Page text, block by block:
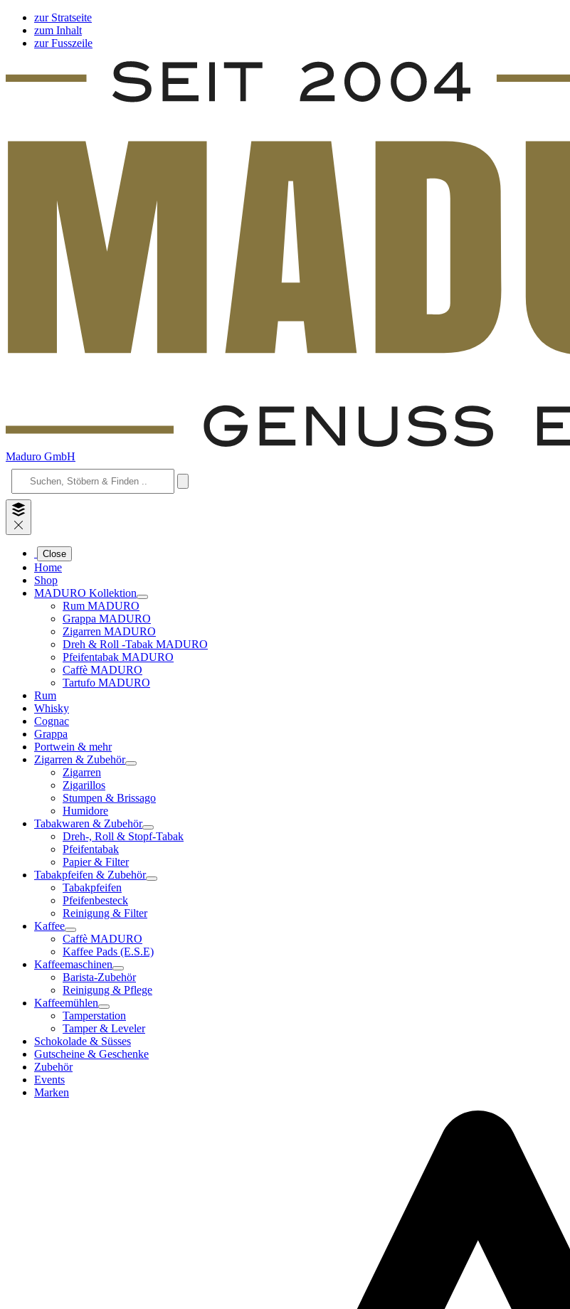
zur Stratseite
zum Inhalt
zur Fusszeile
Maduro GmbH
Close
Home
Shop
MADURO Kollektion
Rum MADURO
Grappa MADURO
Zigarren MADURO
Dreh & Roll -Tabak MADURO
Pfeifentabak MADURO
Caffè MADURO
Tartufo MADURO
Rum
Whisky
Cognac
Grappa
Portwein & mehr
Zigarren & Zubehör
Zigarren
Zigarillos
Stumpen & Brissago
Humidore
Tabakwaren & Zubehör
Dreh-, Roll & Stopf-Tabak
Pfeifentabak
Papier & Filter
Tabakpfeifen & Zubehör
Tabakpfeifen
Pfeifenbesteck
Reinigung & Filter
Kaffee
Caffè MADURO
Kaffee Pads (E.S.E)
Kaffeemaschinen
Barista-Zubehör
Reinigung & Pflege
Kaffeemühlen
Tamperstation
Tamper & Leveler
Schokolade & Süsses
Gutscheine & Geschenke
Zubehör
Events
Marken